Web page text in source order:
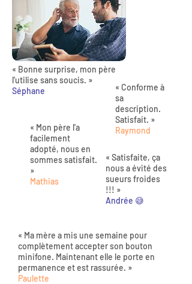
« Bonne surprise, mon père
l'utilise sans soucis. »
Séphane
« Mon père l'a
facilement
adopté, nous en
sommes satisfait.
»
Mathias
« Conforme à
sa
description.
Satisfait. »
Raymond
« Satisfaite, ça
nous a évité des
sueurs froides
!!! »
Andrée 😅
« Ma mère a mis une semaine pour
complètement accepter son bouton
minifone. Maintenant elle le porte en
permanence et est rassurée. »
Paulette